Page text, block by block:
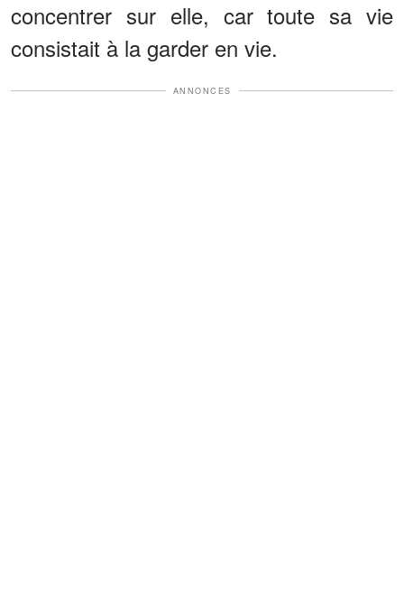
concentrer sur elle, car toute sa vie
consistait à la garder en vie.
ANNONCES